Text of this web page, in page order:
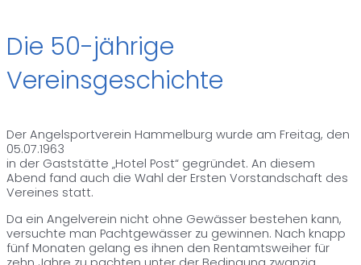
Die 50-jährige
Vereinsgeschichte
Der Angelsportverein Hammelburg wurde am Freitag, den
05.07.1963
in der Gaststätte „Hotel Post“ gegründet. An diesem
Abend fand auch die Wahl der Ersten Vorstandschaft des
Vereines statt.
Da ein Angelverein nicht ohne Gewässer bestehen kann,
versuchte man Pachtgewässer zu gewinnen. Nach knapp
fünf Monaten gelang es ihnen den Rentamtsweiher für